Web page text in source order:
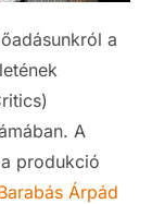
a
A
produkció
Árpád